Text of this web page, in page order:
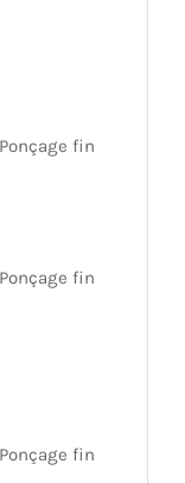
Ponçage fin
Ponçage fin
Ponçage fin